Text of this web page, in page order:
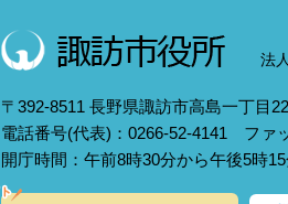
法
〒392-8511 長野県諏訪市高島一丁目
電話番号(代表)：0266-52-4141 ファ
開庁時間：午前8時30分から午後5時